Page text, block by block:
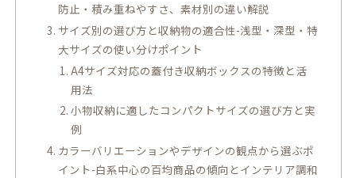
防止・積み重ねやすさ、素材別の違い解説
サイズ別の選び方と収納物の適合性-浅型・深型・特
大サイズの使い分けポイント
A4サイズ対応の蓋付き収納ボックスの特徴と活
用法
小物収納に適したコンパクトサイズの選び方と実
例
カラーバリエーションやデザインの観点から選ぶポ
イント-白系中心の百均商品の傾向とインテリア調和